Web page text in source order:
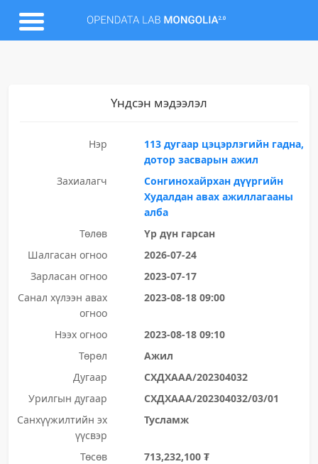
Үндсэн мэдээлэл
Нэр
113 дугаар цэцэрлэгийн гадна,
дотор засварын ажил
Захиалагч
Сонгинохайрхан дүүргийн
Худалдан авах ажиллагааны
алба
Төлөв
Үр дүн гарсан
Шалгасан огноо
2026-07-24
Зарласан огноо
2023-07-17
Санал хүлээн авах
огноо
2023-08-18 09:00
Нээх огноо
2023-08-18 09:10
Төрөл
Ажил
Дугаар
СХДХААА/202304032
Урилгын дугаар
СХДХААА/202304032/03/01
Санхүүжилтийн эх
үүсвэр
Тусламж
Төсөв
713,232,100 ₮